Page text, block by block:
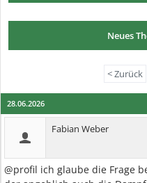
Neues
< Zurück
28.06.2026
Fabian Weber
@profil ich glaube die Frage